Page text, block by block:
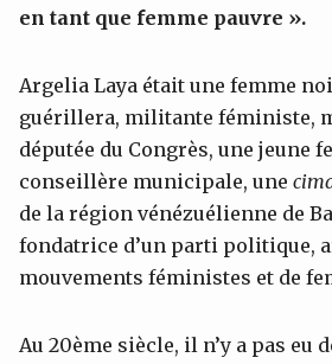
en tant que femme pauvre ».
Argelia Laya était une femme
guérillera, militante féministe,
députée du Congrès, une jeune
conseillère municipale, une
de la région vénézuélienne de
fondatrice d’un parti politique,
mouvements féministes et de
Au 20ème siècle, il n’y a pas eu